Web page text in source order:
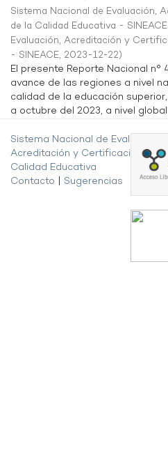
Sistema Nacional de Evaluación,
de la Calidad Educativa - SINEACE
Evaluación, Acreditación y
- SINEACE, 2023-12-22)
El presente Reporte Nacional
avance de las regiones a nivel
calidad de la educación
a octubre del 2023, a nivel
Sistema Nacional de Evaluación,
Acreditación y Certificación de la
Calidad Educativa
Contacto
Sugerencias